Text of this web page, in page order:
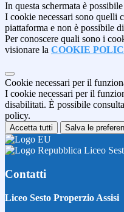
In questa schermata è
I cookie necessari sono quelli
piattaforma e non è possibile
Per conoscere quali sono i
visionare la COOKIE
Cookie necessari per il
I cookie necessari per il
disabilitati. È possibile
policy.
Accetta tutti Salva le
Liceo
Contatti
Liceo Sesto Properzio Assisi